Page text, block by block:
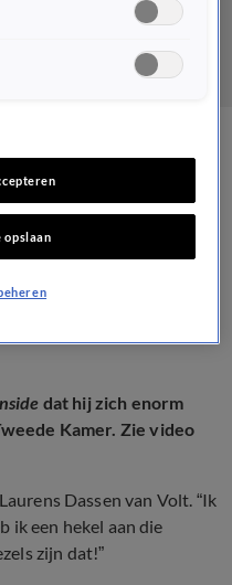
zó
een
dat hij zich enorm
Kamer. Zie video
Dassen van Volt. “Ik
ik een hekel aan die
zijn dat!”
opslaan